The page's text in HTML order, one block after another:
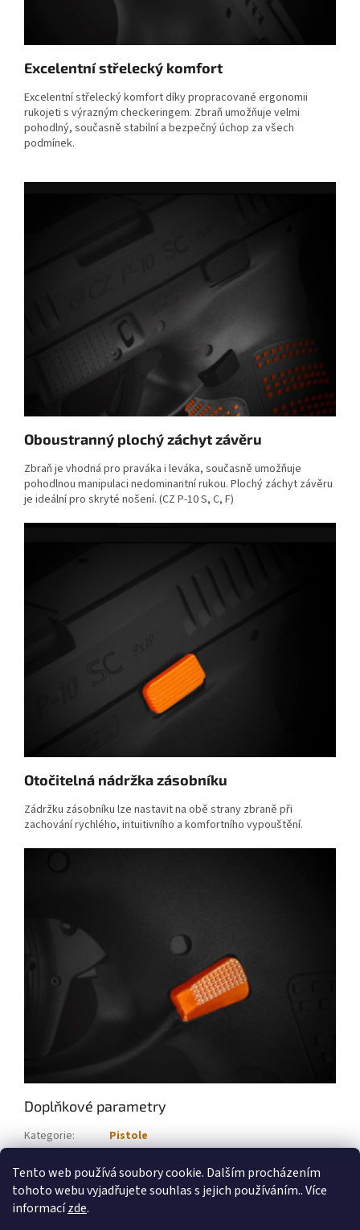
Tento web používá soubory cookie. Dalším procházením
tohoto webu vyjadřujete souhlas s jejich používáním.. Více
informacízde.
Excelentní střelecký komfort
Excelentní střelecký komfort díky propracované ergonomii
rukojeti s výrazným checkeringem. Zbraň umožňuje velmi
pohodlný, současně stabilní a bezpečný úchop za všech
podmínek.
Oboustranný plochý záchyt závěru
Zbraň je vhodná pro praváka i leváka, současně umožňuje
pohodlnou manipulaci nedominantní rukou. Plochý záchyt závěru
je ideální pro skryté nošení. (CZ P-10 S, C, F)
Otočitelná nádržka zásobníku
Zádržku zásobníku lze nastavit na obě strany zbraně při
zachování rychlého, intuitivního a komfortního vypouštění.
Doplňkové parametry
Kategorie:
Pistole
Velikost pistole: Micro